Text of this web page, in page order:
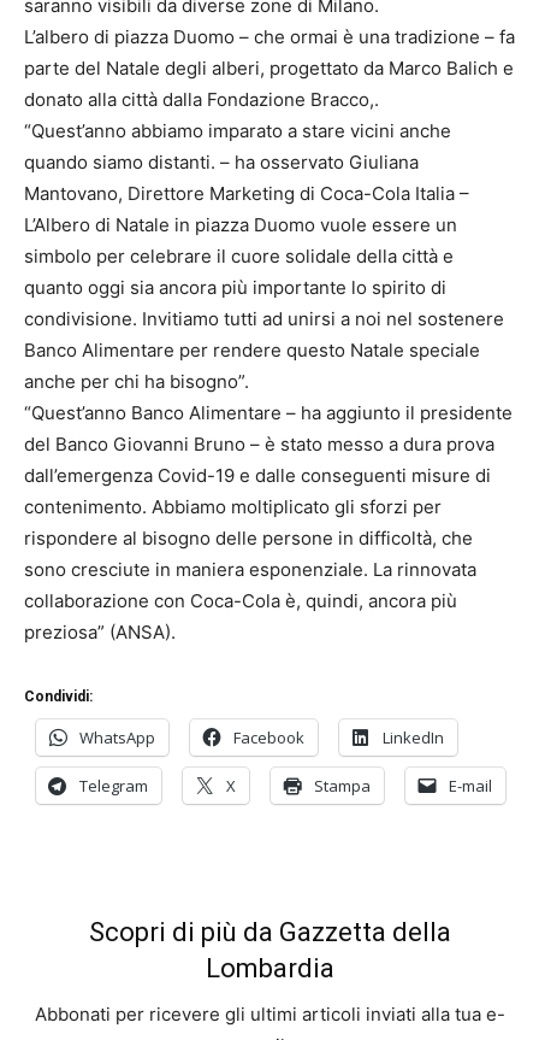
saranno visibili da diverse zone di Milano.
L’albero di piazza Duomo – che ormai è una tradizione – fa
parte del Natale degli alberi, progettato da Marco Balich e
donato alla città dalla Fondazione Bracco,.
“Quest’anno abbiamo imparato a stare vicini anche
quando siamo distanti. – ha osservato Giuliana
Mantovano, Direttore Marketing di Coca-Cola Italia –
L’Albero di Natale in piazza Duomo vuole essere un
simbolo per celebrare il cuore solidale della città e
quanto oggi sia ancora più importante lo spirito di
condivisione. Invitiamo tutti ad unirsi a noi nel sostenere
Banco Alimentare per rendere questo Natale speciale
anche per chi ha bisogno”.
“Quest’anno Banco Alimentare – ha aggiunto il presidente
del Banco Giovanni Bruno – è stato messo a dura prova
dall’emergenza Covid-19 e dalle conseguenti misure di
contenimento. Abbiamo moltiplicato gli sforzi per
rispondere al bisogno delle persone in difficoltà, che
sono cresciute in maniera esponenziale. La rinnovata
collaborazione con Coca-Cola è, quindi, ancora più
preziosa” (ANSA).
Condividi:
WhatsApp Facebook LinkedIn
Telegram X Stampa E-mail
Scopri di più da Gazzetta della
Lombardia
Abbonati per ricevere gli ultimi articoli inviati alla tua e-